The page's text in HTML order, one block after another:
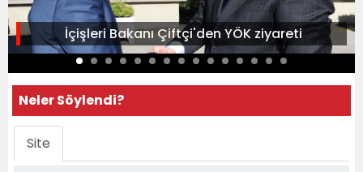
İçişleri Bakanı Çiftçi'den YÖK ziyareti
Neler Söylendi?
Site